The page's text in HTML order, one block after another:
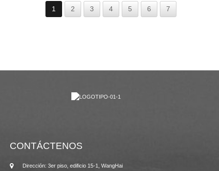
1 2 3 4 5 6 7
CONTÁCTENOS
Dirección: 3er piso, edificio 15-1, WangHai